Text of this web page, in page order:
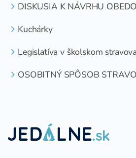
DISKUSIA K NÁVRHU
Kuchárky
Legislatíva v školskom
OSOBITNÝ SPÔSOB